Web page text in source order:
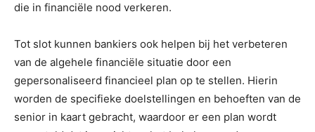
die in financiële nood verkeren.
Tot slot kunnen bankiers ook helpen bij het verbeteren
van de algehele financiële situatie door een
gepersonaliseerd financieel plan op te stellen. Hierin
worden de specifieke doelstellingen en behoeften van de
senior in kaart gebracht, waardoor er een plan wordt